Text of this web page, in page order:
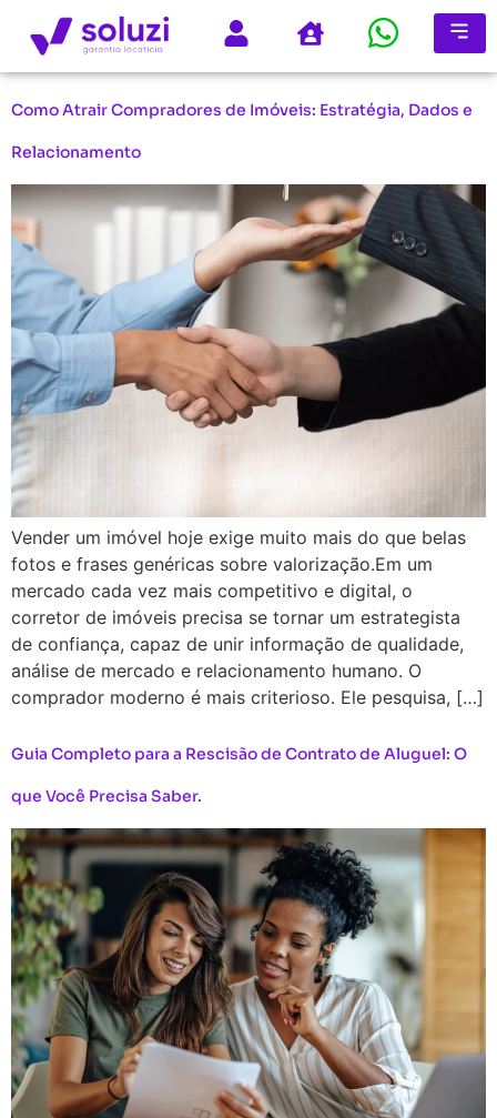
Como Atrair Compradores de Imóveis: Estratégia, Dados e
Relacionamento
Vender um imóvel hoje exige muito mais do que belas
fotos e frases genéricas sobre valorização.Em um
mercado cada vez mais competitivo e digital, o
corretor de imóveis precisa se tornar um estrategista
de confiança, capaz de unir informação de qualidade,
análise de mercado e relacionamento humano. O
comprador moderno é mais criterioso. Ele pesquisa, […]
Guia Completo para a Rescisão de Contrato de Aluguel: O
que Você Precisa Saber.